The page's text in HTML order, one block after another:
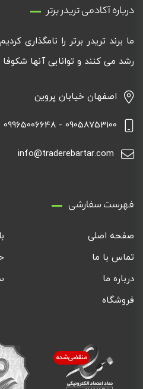
درباره آکادمی تریدر برتر
ما برند تریدر برتر را نامگذاری
رشد می کنند و توانایی آنها
اصفهان خیابان پروین
09058753100 - 09965006648
info@traderebartar.com
فهرست سفارشی
صفحه اصلی
تماس با ما
درباره ما
فروشگاه